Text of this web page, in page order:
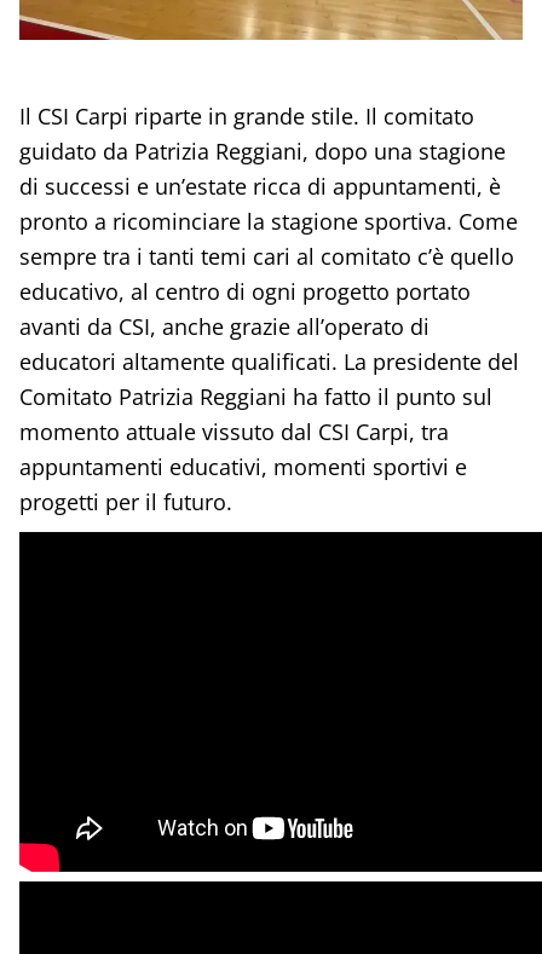
Il CSI Carpi riparte in grande stile. Il comitato
guidato da Patrizia Reggiani, dopo una stagione
di successi e un’estate ricca di appuntamenti, è
pronto a ricominciare la stagione sportiva. Come
sempre tra i tanti temi cari al comitato c’è quello
educativo, al centro di ogni progetto portato
avanti da CSI, anche grazie all’operato di
educatori altamente qualificati. La presidente del
Comitato Patrizia Reggiani ha fatto il punto sul
momento attuale vissuto dal CSI Carpi, tra
appuntamenti educativi, momenti sportivi e
progetti per il futuro.